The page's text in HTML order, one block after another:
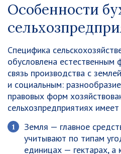
Особенности
Специфика
обусловлена естественным
связь производства с
и социальным:
правовых форм
сельхозпредприятиях
Земля — главное
учитывают по типам
единицах — гектарах,